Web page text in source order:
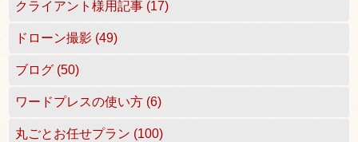
クライアント様用記事 (17)
ドローン撮影 (49)
ブログ (50)
ワードプレスの使い方 (6)
丸ごとお任せプラン (100)